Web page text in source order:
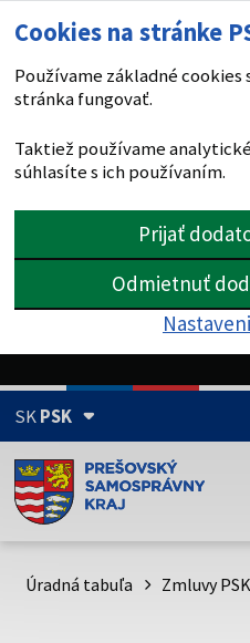
Cookies na stránke
Používame základné
stránka fungovať.
Taktiež používame
súhlasíte s ich používaním.
Prijať
Odmietnuť
SKPSK
Doména psk.sk je oficiálna
Toto je oficiálna webová
psk.sk.
Úradná tabuľa Zmluvy PSK